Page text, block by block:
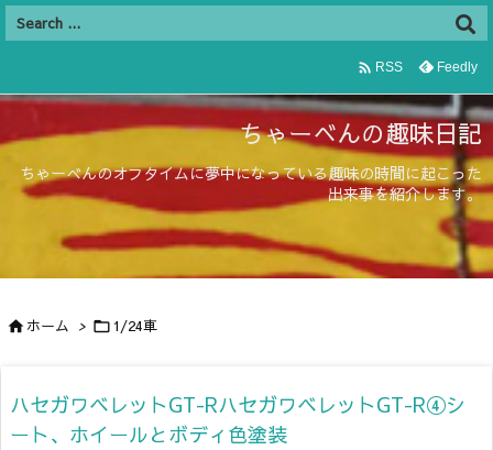
 RSS Feedly
ちゃーべんの趣味日記
ちゃーべんのオフタイムに夢中になっている趣味の時間に起こった
出来事を紹介します。
ホーム > 1/24車
ハセガワベレットGT-RハセガワベレットGT-R④シ
ート、ホイールとボディ色塗装